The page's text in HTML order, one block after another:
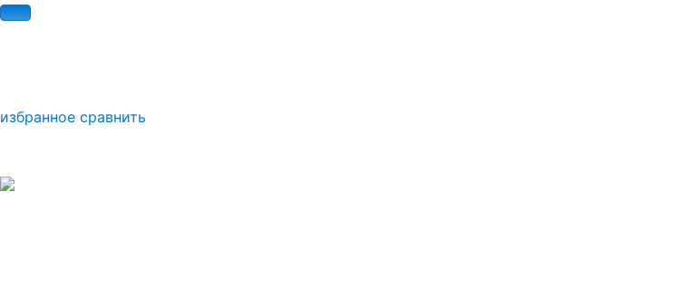
избранное сравнить